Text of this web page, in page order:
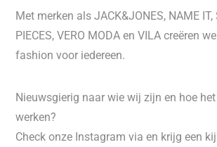
Met merken als JACK&JONES, NAME IT,
PIECES, VERO MODA en VILA creëren
fashion voor iedereen.
Nieuwsgierig naar wie wij zijn en hoe
werken?
Check onze Instagram via en krijg een